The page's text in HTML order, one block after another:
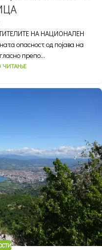
НА НАЦИОНАЛЕН
опасност од појава на
препо...